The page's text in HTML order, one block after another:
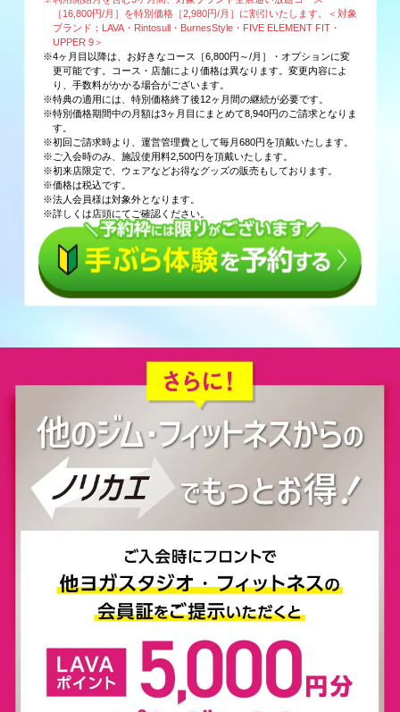
［16,800円/月］を特別価格［2,980円/月］に割引いたします。＜対象
ブランド：LAVA・Rintosull・BurnesStyle・FIVE ELEMENT FIT・
UPPER 9＞
※4ヶ月目以降は、お好きなコース［6,800円～/月］・オプションに変
更可能です。コース・店舗により価格は異なります。変更内容によ
り、手数料がかかる場合がございます。
※特典の適用には、特別価格終了後12ヶ月間の継続が必要です。
※特別価格期間中の月額は3ヶ月目にまとめて8,940円のご請求となりま
す。
※初回ご請求時より、運営管理費として毎月680円を頂戴いたします。
※ご入会時のみ、施設使用料2,500円を頂戴いたします。
※初来店限定で、ウェアなどお得なグッズの販売もしております。
※価格は税込です。
※法人会員様は対象外となります。
※詳しくは店頭にてご確認ください。